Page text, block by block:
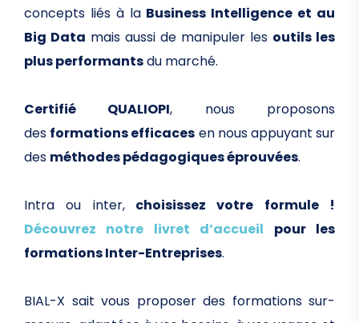
concepts liés à la Business Intelligence et au
Big Data mais aussi de manipuler les outils les
plus performantsdu marché.
Certifié QUALIOPI, nous proposons
des formations efficaces en nous appuyant sur
des méthodes pédagogiques éprouvées.
Intra ou inter,choisissez votre formule !
Découvrez notre livret d’accueil pour les
formations Inter-Entreprises.
BIAL-X sait vous proposer des formations sur-